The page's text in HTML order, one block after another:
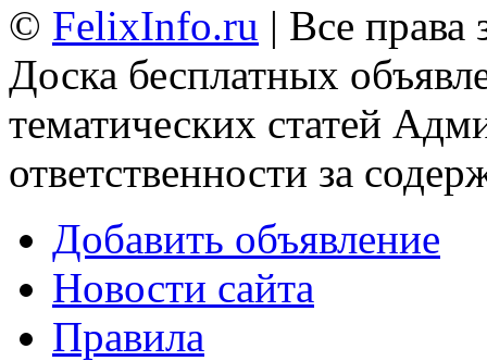
© FelixInfo.ru | Все
Доска бесплатных
тематических статей
ответственности за
Добавить объявление
Новости сайта
Правила